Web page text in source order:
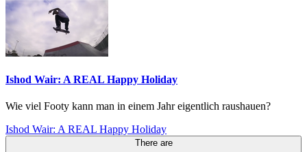
Ishod Wair: A REAL Happy Holiday
Wie viel Footy kann man in einem Jahr eigentlich raushauen?
Ishod Wair: A REAL Happy Holiday
There are